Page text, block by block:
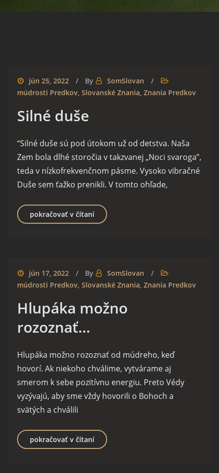
jún 25, 2022 By
SomSlovan
múdrosti Predkov, Slovanské Znania, Znania Predkov
Silné duše
“Silné duše sú pod útokom už od detstva. Naša
Zem bola dlhé storočia v takzvanej „Noci svaroga”,
teda v nízkofrekvenčnom pásme. Vysoko vibračné
Duše sem ťažko prenikli. V tomto ohľade,
pokračovať v čítaníSilné duše
jún 17, 2022 By
SomSlovan
múdrosti Predkov, Slovanské Znania, Znania Predkov
Hlupáka možno
rozoznať…
Hlupáka možno rozoznať od múdreho, keď
hovorí. Ak niekoho chválime, vytvárame aj
smerom k sebe pozitívnu energiu. Preto Védy
vyzývajú, aby sme vždy hovorili o Bohoch a
svätých a chválili
pokračovať v čítaníHlupáka možno rozoznať…